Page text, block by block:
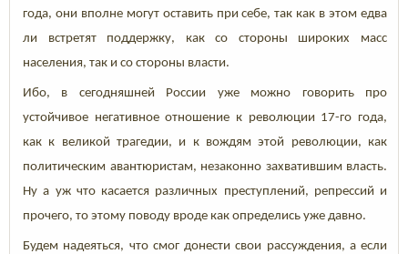
года, они вполне могут оставить при себе, так как в этом едва
ли встретят поддержку, как со стороны широких масс
населения, так и со стороны власти.
Ибо, в сегодняшней России уже можно говорить про
устойчивое негативное отношение к революции 17-го года,
как к великой трагедии, и к вождям этой революции, как
политическим авантюристам, незаконно захватившим власть.
Ну а уж что касается различных преступлений, репрессий и
прочего, то этому поводу вроде как определись уже давно.
Будем надеяться, что смог донести свои рассуждения, а если